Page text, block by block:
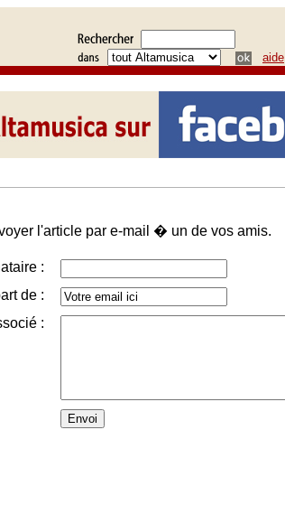
aide
l'article par e-mail � un de vos amis.
:
de :
: